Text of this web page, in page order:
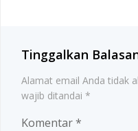
Tinggalkan
Alamat email Anda tidak
wajib ditandai *
Komentar*